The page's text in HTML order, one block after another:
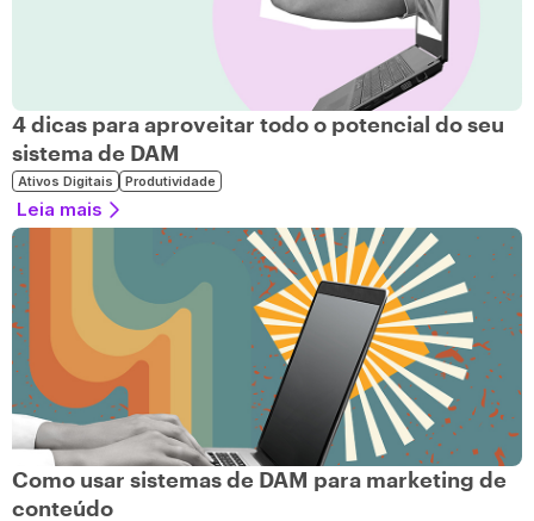
4 dicas para aproveitar todo o potencial do seu
sistema de DAM
Ativos Digitais Produtividade
Leia mais
Como usar sistemas de DAM para marketing de
conteúdo